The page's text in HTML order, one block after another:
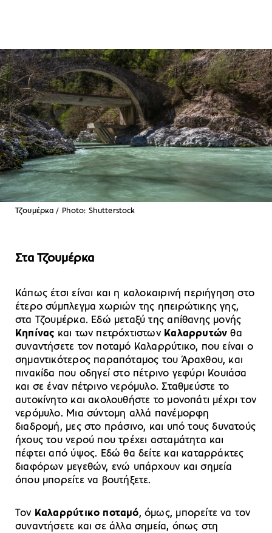
Τζουμέρκα / Photo: Shutterstock
Στα Τζουμέρκα
Κάπως έτσι είναι και η καλοκαιρινή περιήγηση στο
έτερο σύμπλεγμα χωριών της ηπειρώτικης γης,
στα Τζουμέρκα. Εδώ μεταξύ της απίθανης μονής
Κηπίνας και των πετρόχτιστων Καλαρρυτών θα
συναντήσετε τον ποταμό Καλαρρύτικο, που είναι ο
σημαντικότερος παραπόταμος του Άραχθου, και
πινακίδα που οδηγεί στο πέτρινο γεφύρι Κουιάσα
και σε έναν πέτρινο νερόμυλο. Σταθμεύστε το
αυτοκίνητο και ακολουθήστε το μονοπάτι μέχρι τον
νερόμυλο. Μια σύντομη αλλά πανέμορφη
διαδρομή, μες στο πράσινο, και υπό τους δυνατούς
ήχους του νερού που τρέχει ασταμάτητα και
πέφτει από ύψος. Εδώ θα δείτε και καταρράκτες
διαφόρων μεγεθών, ενώ υπάρχουν και σημεία
όπου μπορείτε να βουτήξετε.
Τον Καλαρρύτικο ποταμό, όμως, μπορείτε να τον
συναντήσετε και σε άλλα σημεία, όπως στη